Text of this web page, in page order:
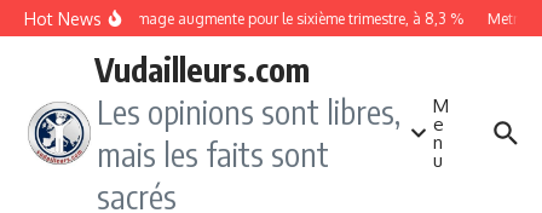
Aller au contenu
Hot NewsLe chômage augmente pour le sixième trimestre, à 8,3 %
Vudailleurs.com
Les opinions sont libres,
mais les faits sont
sacrés
M
e
n
u